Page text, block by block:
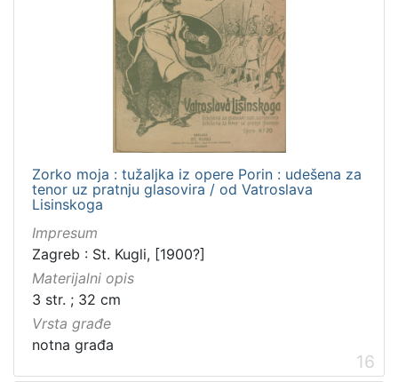
Zorko moja : tužaljka iz opere Porin : udešena za
tenor uz pratnju glasovira / od Vatroslava
Lisinskoga
Impresum
Zagreb : St. Kugli, [1900?]
Materijalni opis
3 str. ; 32 cm
Vrsta građe
notna građa
16